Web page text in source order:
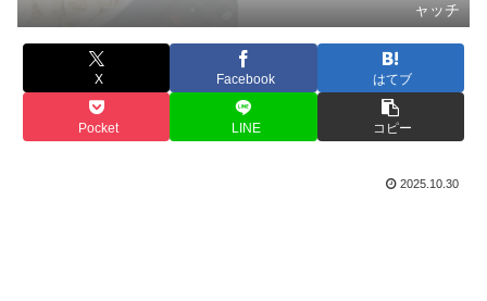
ャッチ
X Facebook はてブ
Pocket LINE コピー
2025.10.30